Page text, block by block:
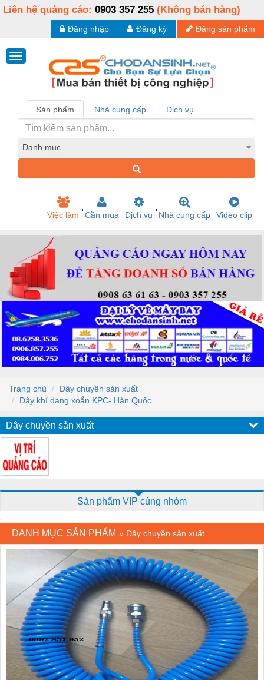
Liên hệ quảng cáo: 0903 357 255 (Không bán hàng)
Đăng sản phẩm
Đăng ký
Đăng nhập
Sản phẩm Nhà cung cấp Dịch vụ
Danh mục
Việc làm Cần mua Dịch vụ Nhà cung cấp Video clip
Trang chủ
Dây chuyền sản xuất
Dây khí dạng xoắn KPC- Hàn Quốc
Dây chuyền sản xuất
Sản phẩm VIP cùng nhóm
DANH MỤC SẢN PHẨM » Dây chuyền sản xuất